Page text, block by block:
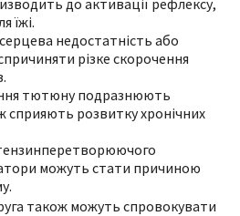
до активації рефлексу,
їжі.
недостатність або
різке скорочення
тютюну подразнюють
сприяють розвитку хронічних
можуть стати причиною
також можуть спровокувати